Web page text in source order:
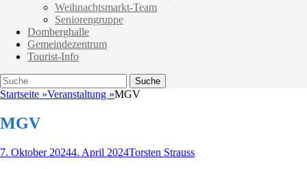
Weihnachtsmarkt-Team
Seniorengruppe
Domberghalle
Gemeindezentrum
Tourist-Info
Suche
Suche
nach:
Startseite »Veranstaltung »MGV
MGV
Veröffentlicht
7. Oktober 20244. April 2024Autor
Torsten Strauss